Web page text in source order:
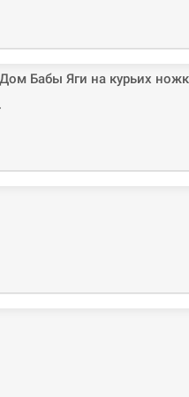
Бабы Яги на курьих